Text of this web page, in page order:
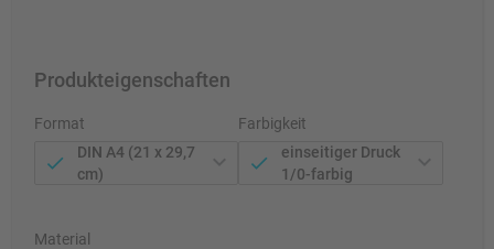
Produkteigenschaften
Format
DIN A4 (21 x 29,7
cm)
Farbigkeit
einseitiger Druck
1/0-farbig
Material